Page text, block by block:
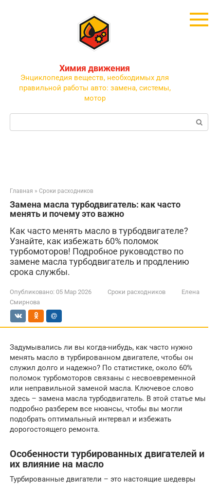
Химия движения
Энциклопедия веществ, необходимых для
правильной работы авто: замена, системы,
мотор
Поиск:
Главная » Сроки расходников
Замена масла турбодвигатель: как часто
менять и почему это важно
Как часто менять масло в турбодвигателе?
Узнайте, как избежать 60% поломок
турбомоторов! Подробное руководство по
замене масла турбодвигатель и продлению
срока службы.
Опубликовано: 05 Мар 2026 Сроки расходников
Елена
Смирнова
Задумывались ли вы когда-нибудь, как часто нужно
менять масло в турбированном двигателе, чтобы он
служил долго и надежно? По статистике, около 60%
поломок турбомоторов связаны с несвоевременной
или неправильной заменой масла. Ключевое слово
здесь – замена масла турбодвигатель. В этой статье мы
подробно разберем все нюансы, чтобы вы могли
подобрать оптимальный интервал и избежать
дорогостоящего ремонта.
Особенности турбированных двигателей и
их влияние на масло
Турбированные двигатели – это настоящие шедевры